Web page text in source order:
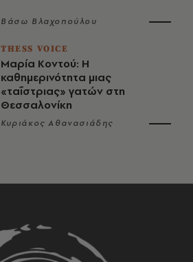
Βάσω Βλαχοπούλου
THESS VOICE
Μαρία Κοντού: Η
καθημερινότητα μιας
«ταΐστριας» γατών στη
Θεσσαλονίκη
Κυριάκος Αθανασιάδης